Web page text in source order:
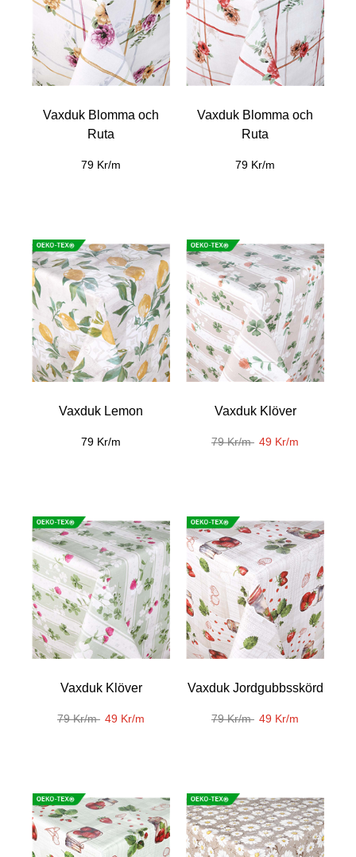
Vaxduk Blomma och
Ruta
79 Kr/m
Vaxduk Blomma och
Ruta
79 Kr/m
Vaxduk Lemon
79 Kr/m
Vaxduk Klöver
79 Kr/m 49 Kr/m
Vaxduk Klöver
79 Kr/m 49 Kr/m
Vaxduk Jordgubbsskörd
79 Kr/m 49 Kr/m